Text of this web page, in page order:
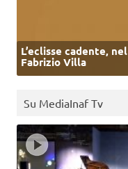
L’eclisse cadente,
Fabrizio Villa
Su MediaInaf Tv